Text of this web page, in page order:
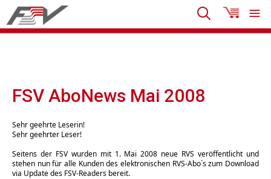
FSV AboNews Mai 2008
Sehr geehrte Leserin!
Sehr geehrter Leser!
Seitens der FSV wurden mit 1. Mai 2008 neue RVS veröffentlicht und
stehen nun für alle Kunden des elektronischen RVS-Abo´s zum Download
via Update des FSV-Readers bereit.